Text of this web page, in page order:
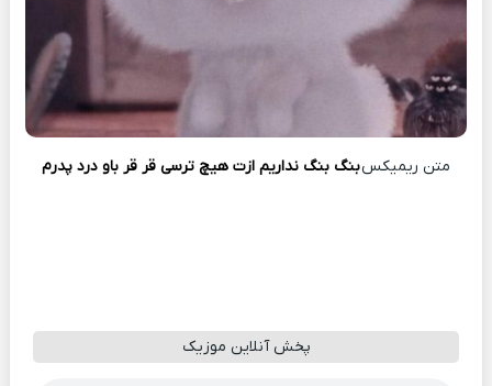
متن ریمیکسبنگ بنگ نداریم ازت هیچ ترسی قر قر باو درد پدرم
پخش آنلاین موزیک